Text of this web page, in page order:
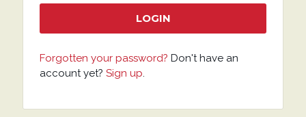
Forgotten your password? Don't have an
account yet? Sign up.